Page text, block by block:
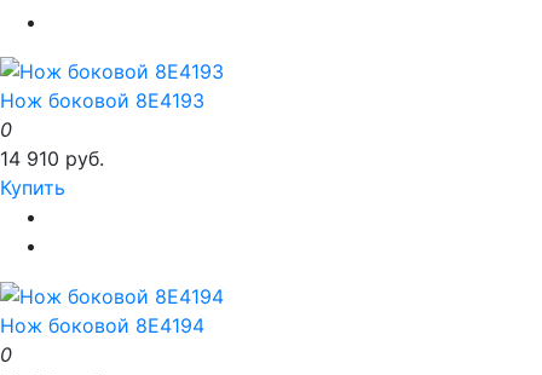
Нож боковой 8E4193
0
14 910 руб.
Купить
Нож боковой 8E4194
0